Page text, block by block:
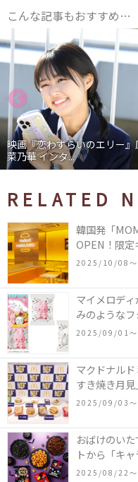
こんな記事もおすすめ…
映画『恋わずらいのエリー』
菜乃華 インタ...
RELATED
韓国発「
OPEN！限定
2025/10/08〜
マイメロデ
みのような
ロール かまぼ
2025/09/01〜
マクドナル
すき焼き月
「月見マ ッ
2025/09/03〜
おばけのい
トから「キ
ン限定商品が
2025/08/22〜